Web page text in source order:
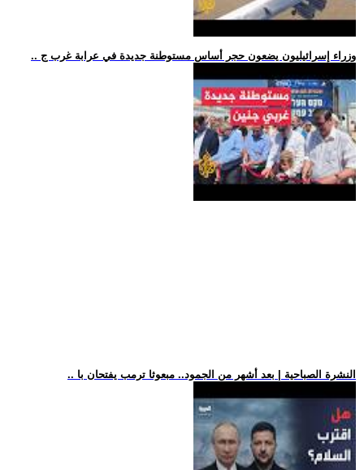
.. وزراء إسرائيليون يضعون حجر أساس مستوطنة جديدة في عرابة غرب ج
.. النشرة الصباحية | بعد أشهر من الجمود.. مبعوثا ترمب يفتحان با